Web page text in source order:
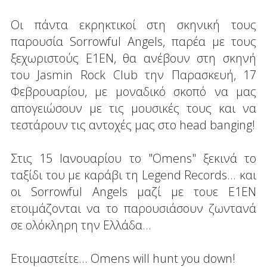
Οι πάντα εκρηκτικοί στη σκηνική τους
παρουσία Sorrowful Angels, παρέα με τους
ξεχωριστούς Ε1ΕΝ, θα ανέβουν στη σκηνή
του Jasmin Rock Club την Παρασκευή, 17
Φεβρουαρίου, με μοναδικό σκοπό να μας
απογειώσουν με τις μουσικές τους και να
τεστάρουν τις αντοχές μας στο head banging!
Στις 15 Ιανουαρίου το "Omens" ξεκινά το
ταξίδι του με καράβι τη Legend Records... και
οι Sorrowful Angels μαζί με τουε Ε1ΕΝ
ετοιμάζονται να το παρουσιάσουν ζωντανά
σε ολόκληρη την Ελλάδα...
Ετοιμαστείτε... Omens will hunt you down!